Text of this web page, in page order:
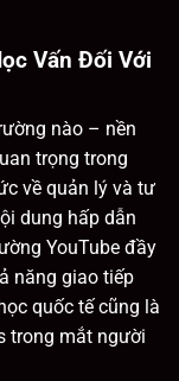
Vấn Đối Với
nào – nền
trọng trong
về quản lý và tư
dung hấp dẫn
YouTube đầy
năng giao tiếp
quốc tế cũng là
trong mắt người